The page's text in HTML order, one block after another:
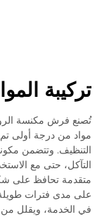
تركيبة
تُصنع فرش مكنسة
مواد من درجة أولى تم
التنظيف. وتتضمن
التآكل، حتى مع
متقدمة تحافظ على
على مدى فترات طويلة.
في الخدمة، ويقلل من